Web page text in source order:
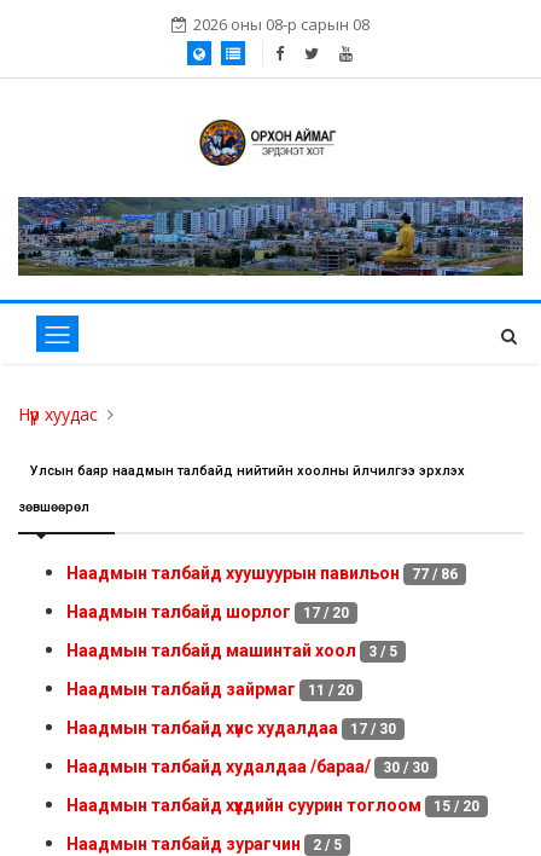
2026 оны 08-р сарын 08
Нүүр хуудас
Улсын баяр наадмын талбайд нийтийн хоолны үйлчилгээ эрхлэх
зөвшөөрөл
Наадмын талбайд хуушуурын павильон 77 / 86
Наадмын талбайд шорлог 17 / 20
Наадмын талбайд машинтай хоол 3 / 5
Наадмын талбайд зайрмаг 11 / 20
Наадмын талбайд хүнс худалдаа 17 / 30
Наадмын талбайд худалдаа /бараа/ 30 / 30
Наадмын талбайд хүүхдийн суурин тоглоом 15 / 20
Наадмын талбайд зурагчин 2 / 5